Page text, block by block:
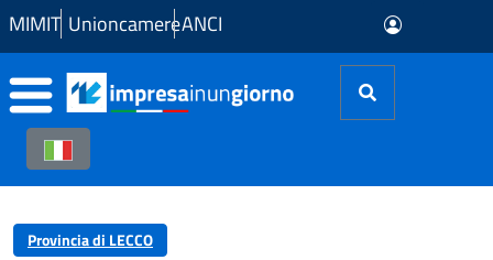
Skip to Main Content
MIMIT UnioncamereANCI
Provincia di LECCO